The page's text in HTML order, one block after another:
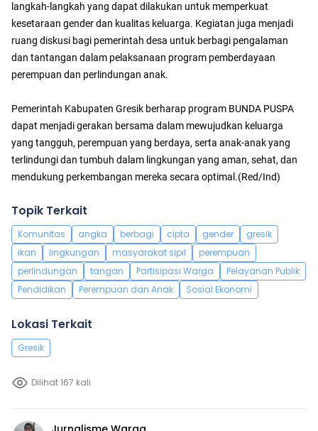
langkah-langkah yang dapat dilakukan untuk memperkuat
kesetaraan gender dan kualitas keluarga. Kegiatan juga menjadi
ruang diskusi bagi pemerintah desa untuk berbagi pengalaman
dan tantangan dalam pelaksanaan program pemberdayaan
perempuan dan perlindungan anak.
Pemerintah Kabupaten Gresik berharap program BUNDA PUSPA
dapat menjadi gerakan bersama dalam mewujudkan keluarga
yang tangguh, perempuan yang berdaya, serta anak-anak yang
terlindungi dan tumbuh dalam lingkungan yang aman, sehat, dan
mendukung perkembangan mereka secara optimal.(Red/Ind)
Topik Terkait
Komunitas angka berbagi cipta gender
gresik
ikan
lingkungan masyarakat sipil
perempuan
perlindungan
tangan Partisipasi Warga
Pelayanan Publik
Pendidikan
Perempuan dan Anak Sosial Ekonomi
Lokasi Terkait
Gresik
Dilihat 167 kali